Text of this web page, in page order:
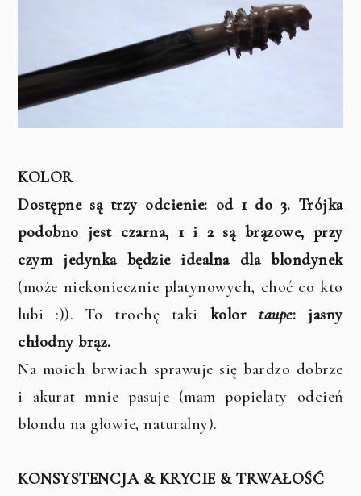
KOLOR
Dostępne są trzy odcienie: od 1 do 3. Trójka
podobno jest czarna, 1 i 2 są brązowe, przy
czym jedynka będzie idealna dla blondynek
(może niekoniecznie platynowych, choć co kto
lubi :)).
To trochę taki kolor taupe: jasny
chłodny brąz.
Na moich brwiach sprawuje się bardzo dobrze
i akurat mnie pasuje (mam popielaty odcień
blondu na głowie, naturalny).
KONSYSTENCJA & KRYCIE & TRWAŁOŚĆ